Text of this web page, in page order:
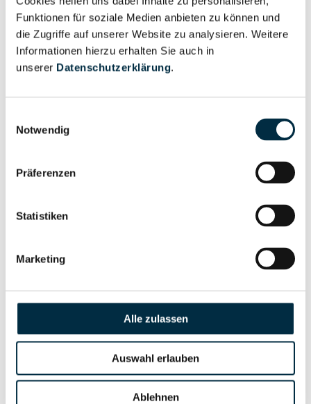
Funktionen für soziale Medien anbieten zu können und
die Zugriffe auf unserer Website zu analysieren. Weitere
Informationen hierzu erhalten Sie auch in
unserer Datenschutzerklärung.
Notwendig
Präferenzen
Statistiken
Marketing
Alle zulassen
Auswahl erlauben
Ablehnen
Gesellschafterstruktur
Vollständiges
Unternehmensprofil
anfragen
Wirtschaftlich
Vollständiges
Sanktionslistenstatus
Unternehmensprofil
anfragen